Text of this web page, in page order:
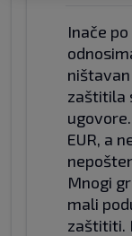
Inače
zaštitila
EUR, a
Mnogi
mali
zaštititi.